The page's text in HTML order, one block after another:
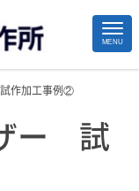
MENU
作加工事例②
ー 試